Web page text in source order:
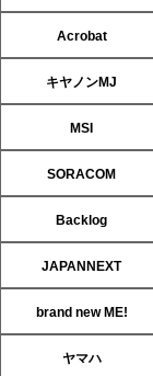
Acrobat
キヤノンMJ
MSI
SORACOM
Backlog
JAPANNEXT
brand new ME!
ヤマハ